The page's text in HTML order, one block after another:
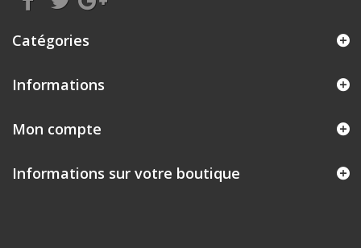
Catégories
Informations
Mon compte
Informations sur votre boutique